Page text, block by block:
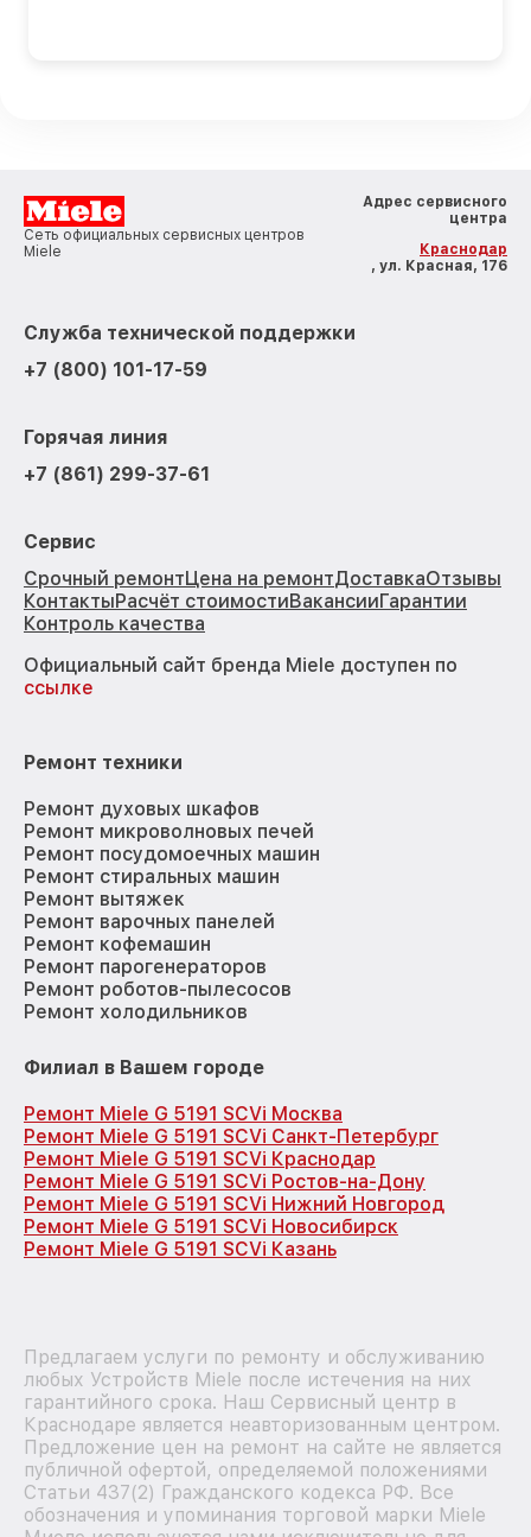
Сеть официальных сервисных центров
Miele
Адрес сервисного
центра
Краснодар
, ул. Красная, 176
Служба технической поддержки
+7 (800) 101-17-59
Горячая линия
+7 (861) 299-37-61
Сервис
Срочный ремонтЦена на ремонтДоставкаОтзывы
КонтактыРасчёт стоимостиВакансииГарантии
Контроль качества
Официальный сайт бренда Miele доступен по
ссылке
Ремонт техники
Ремонт духовых шкафов
Ремонт микроволновых печей
Ремонт посудомоечных машин
Ремонт стиральных машин
Ремонт вытяжек
Ремонт варочных панелей
Ремонт кофемашин
Ремонт парогенераторов
Ремонт роботов-пылесосов
Ремонт холодильников
Филиал в Вашем городе
Ремонт Miele G 5191 SCVi Москва
Ремонт Miele G 5191 SCVi Санкт-Петербург
Ремонт Miele G 5191 SCVi Краснодар
Ремонт Miele G 5191 SCVi Ростов-на-Дону
Ремонт Miele G 5191 SCVi Нижний Новгород
Ремонт Miele G 5191 SCVi Новосибирск
Ремонт Miele G 5191 SCVi Казань
Предлагаем услуги по ремонту и обслуживанию
любых Устройств Miele после истечения на них
гарантийного срока. Наш Сервисный центр в
Краснодаре является неавторизованным центром.
Предложение цен на ремонт на сайте не является
публичной офертой, определяемой положениями
Статьи 437(2) Гражданского кодекса РФ. Все
обозначения и упоминания торговой марки Miele